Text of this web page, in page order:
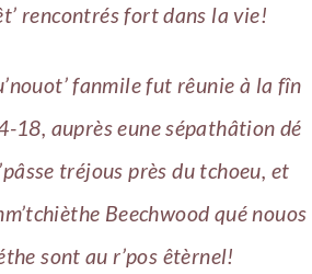
rencontrés fort dans la vie!
fanmile fut rêunie à la fîn
18, auprès eune sépathâtion dé
tréjous près du tchoeu, et
Beechwood qué nouos
sont au r’pos êtèrnel!